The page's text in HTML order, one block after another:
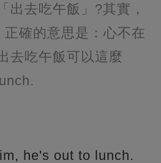
出去吃午飯」?其實，
正確的意思是：心不在
去吃午飯可以這麼
he's out to lunch.